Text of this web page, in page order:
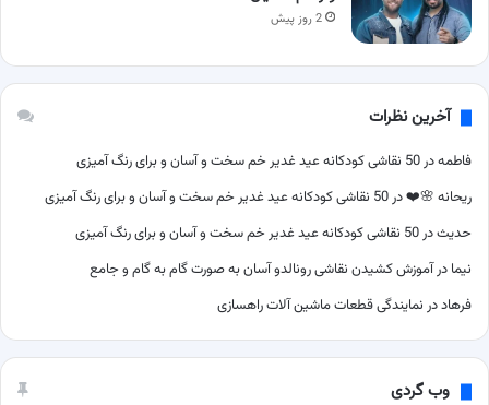
2 روز پیش
آخرین نظرات
فاطمهدر50 نقاشی کودکانه عید غدیر خم سخت و آسان و برای رنگ آمیزی
ریحانه 🌸❤️در50 نقاشی کودکانه عید غدیر خم سخت و آسان و برای رنگ آمیزی
حدیثدر50 نقاشی کودکانه عید غدیر خم سخت و آسان و برای رنگ آمیزی
نیما درآموزش کشیدن نقاشی رونالدو آسان به صورت گام به گام و جامع
فرهاددر نمایندگی قطعات ماشین آلات راهسازی
وب گردی